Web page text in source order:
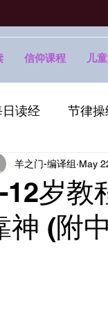
信仰课程 儿
日读经 节律操
12岁教
神 (附
羊之门-编译组 May